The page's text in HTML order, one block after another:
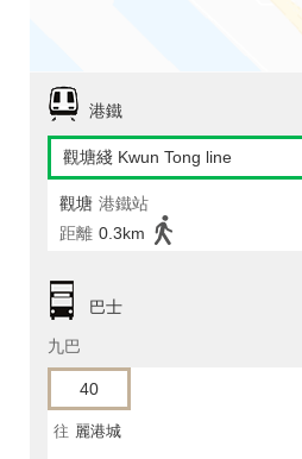
港鐵
觀塘綫 Kwun Tong line
觀塘 港鐵站
距離 0.3km
巴士
九巴
40
往 麗港城